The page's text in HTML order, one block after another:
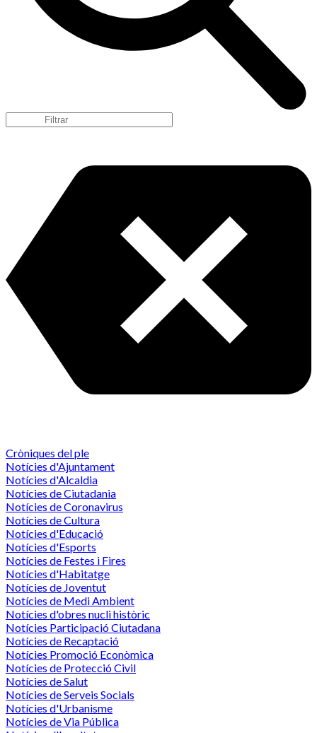
Cròniques del ple
Notícies d'Ajuntament
Notícies d'Alcaldia
Notícies de Ciutadania
Notícies de Coronavirus
Notícies de Cultura
Notícies d'Educació
Notícies d'Esports
Notícies de Festes i Fires
Notícies d'Habitatge
Notícies de Joventut
Notícies de Medi Ambient
Notícies d'obres nucli històric
Notícies Participació Ciutadana
Notícies de Recaptació
Notícies Promoció Econòmica
Notícies de Protecció Civil
Notícies de Salut
Notícies de Serveis Socials
Notícies d'Urbanisme
Notícies de Via Pública